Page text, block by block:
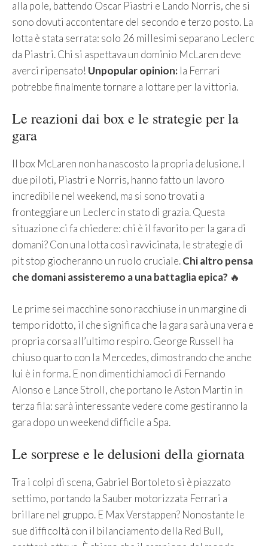
alla pole, battendo Oscar Piastri e Lando Norris, che si
sono dovuti accontentare del secondo e terzo posto. La
lotta è stata serrata: solo 26 millesimi separano Leclerc
da Piastri. Chi si aspettava un dominio McLaren deve
averci ripensato! Unpopular opinion: la Ferrari
potrebbe finalmente tornare a lottare per la vittoria.
Le reazioni dai box e le strategie per la
gara
Il box McLaren non ha nascosto la propria delusione. I
due piloti, Piastri e Norris, hanno fatto un lavoro
incredibile nel weekend, ma si sono trovati a
fronteggiare un Leclerc in stato di grazia. Questa
situazione ci fa chiedere: chi è il favorito per la gara di
domani? Con una lotta così ravvicinata, le strategie di
pit stop giocheranno un ruolo cruciale.Chi altro pensa
che domani assisteremo a una battaglia epica? 🔥
Le prime sei macchine sono racchiuse in un margine di
tempo ridotto, il che significa che la gara sarà una vera e
propria corsa all’ultimo respiro. George Russell ha
chiuso quarto con la Mercedes, dimostrando che anche
lui è in forma. E non dimentichiamoci di Fernando
Alonso e Lance Stroll, che portano le Aston Martin in
terza fila: sarà interessante vedere come gestiranno la
gara dopo un weekend difficile a Spa.
Le sorprese e le delusioni della giornata
Tra i colpi di scena, Gabriel Bortoleto si è piazzato
settimo, portando la Sauber motorizzata Ferrari a
brillare nel gruppo. E Max Verstappen? Nonostante le
sue difficoltà con il bilanciamento della Red Bull,